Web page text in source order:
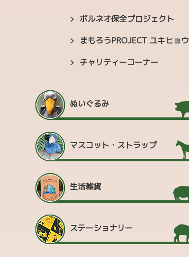
ボルネオ保全プロジェクト
まもろうPROJECT ユキヒョウ
チャリティーコーナー
ぬいぐるみ
マスコット・ストラップ
生活雑貨
ステーショナリー